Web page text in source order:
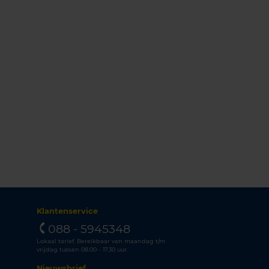
Klantenservice
088 - 5945348
Lokaal tarief. Bereikbaar van maandag t/m
vrijdag tussen 08.00 - 17.30 uur.